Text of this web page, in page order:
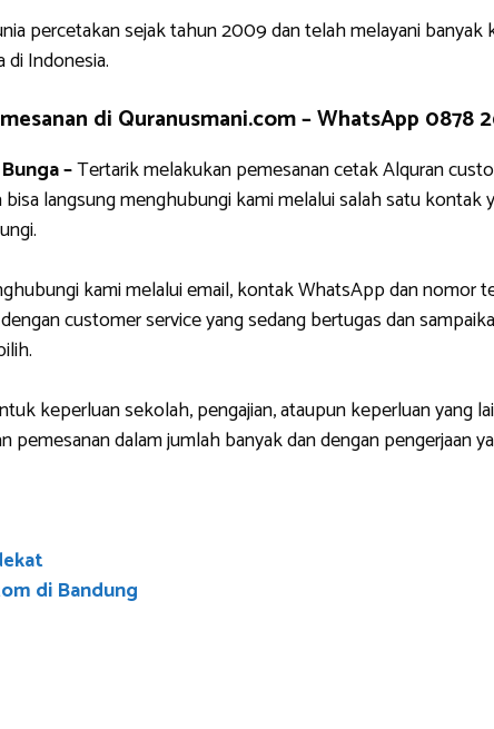
percetakan sejak tahun 2009 dan telah melayani
di Indonesia.
di Quranusmani.com –WhatsApp 0878
–Tertarik melakukan pemesanan cetak Alquran
bisa langsung menghubungi kami melalui salah satu
kami melalui email, kontak WhatsApp dan nomor
customer service yang sedang bertugas dan
keperluan sekolah, pengajian, ataupun keperluan yang
pemesanan dalam jumlah banyak dan dengan pengerjaan
di Bandung